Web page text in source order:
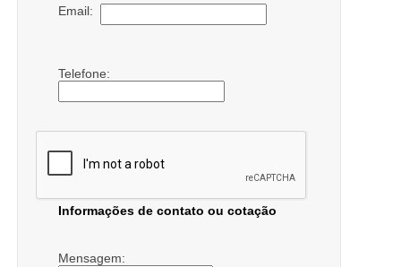
Email:
Telefone:
Informações de contato ou cotação
Mensagem: